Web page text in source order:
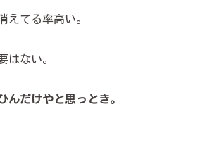
えてる率高い。
はない。
んだけやと思っとき。